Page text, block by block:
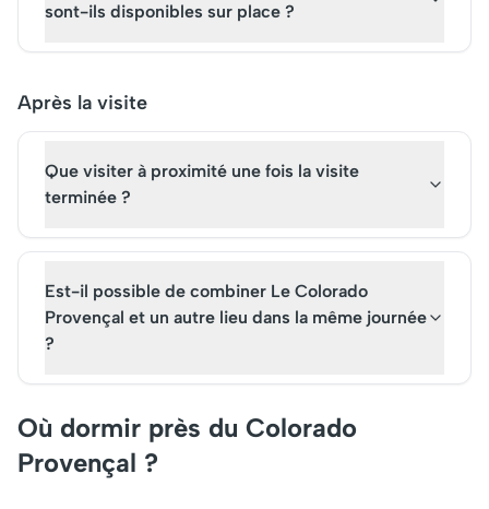
sont-ils disponibles sur place ?
Après la visite
Que visiter à proximité une fois la visite
terminée ?
Est-il possible de combiner Le Colorado
Provençal et un autre lieu dans la même journée
?
Où dormir près du Colorado
Provençal ?